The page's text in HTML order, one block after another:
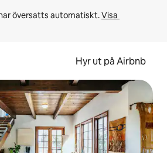
översatts automatiskt. Visa
Hyr ut på Airbnb